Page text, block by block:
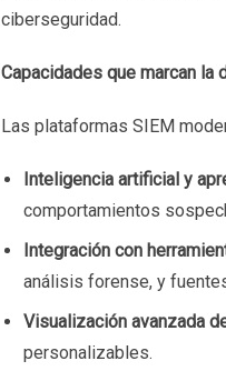
ciberseguridad.
Capacidades que marcan la
Las plataformas SIEM
Inteligencia artificial y
comportamientos
Integración con
análisis forense, y
Visualización avanzada
personalizables.